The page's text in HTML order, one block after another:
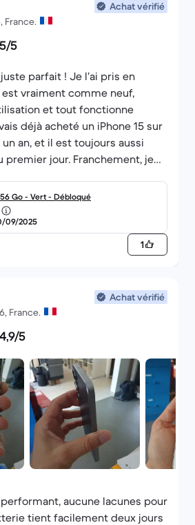
Achat vérifié
France.
5/5
parfait ! Je l’ai pris en
vraiment comme neuf,
et tout fonctionne
déjà acheté un iPhone 15 sur
an, et il est toujours aussi
premier jour. Franchement, je
durables et identiques aux
les modèles pliables de même
est impeccable sans aucun
Go - Vert - Débloqué
09/2025
1
Achat vérifié
France.
4,9/5
aucune lacunes pour
tient facilement deux jours